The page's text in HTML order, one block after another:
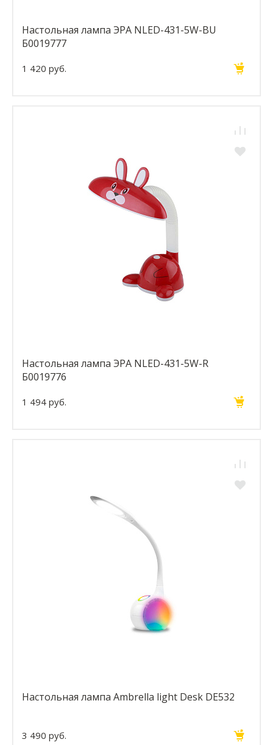
Настольная лампа ЭРА NLED-431-5W-BU
Б0019777
1 420 руб.
Настольная лампа ЭРА NLED-431-5W-R
Б0019776
1 494 руб.
Настольная лампа Ambrella light Desk DE532
3 490 руб.